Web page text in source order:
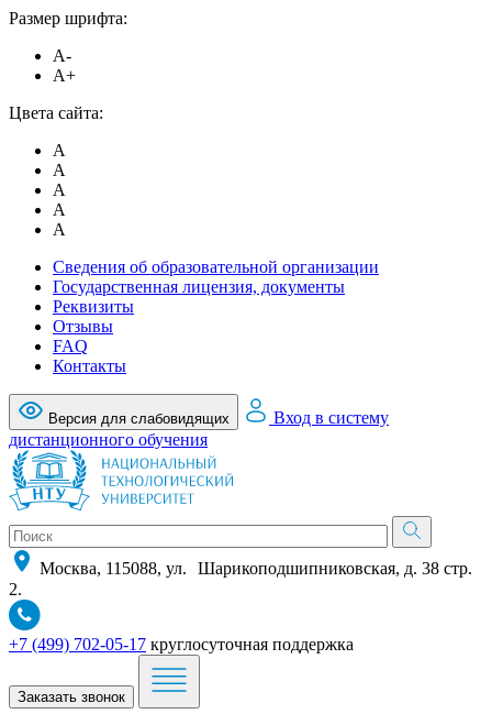
Размер шрифта:
A-
A+
Цвета сайта:
A
A
A
A
A
Сведения об образовательной организации
Государственная лицензия, документы
Реквизиты
Отзывы
FAQ
Контакты
Версия для слабовидящих
Вход в систему
дистанционного обучения
Москва, 115088, ул. Шарикоподшипниковская, д. 38 стр.
2.
+7 (499) 702-05-17 круглосуточная поддержка
Заказать звонок